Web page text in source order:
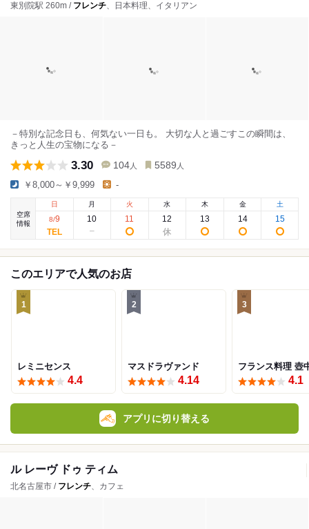
東別院駅 260m / フレンチ、日本料理、イタリアン
－特別な記念日も、何気ない一日も。 大切な人と過ごすこの瞬間は、
きっと人生の宝物になる－
3.30 104 人 5589 人
￥8,000～￥9,999 -
空席
情報
日
8/9
月
10
火
11
水
12
木
13
金
14
土
15
このエリアで人気のお店
1
レミニセンス
4.4
2
マスドラヴァンド
4.14
3
フランス料理 壺
4.1
アプリに切り替える
ル レーヴ ドゥ ティム
北名古屋市 / フレンチ、カフェ